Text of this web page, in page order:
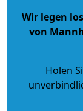
Wir legen
von
Holen